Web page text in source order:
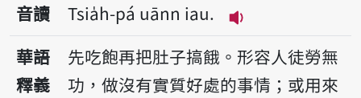
音讀
Tsia̍h-pá uānn iau.
播放音讀Tsia̍h-
華語
釋義
先吃飽再把肚子搞餓。形容人徒勞無
功，做沒有實質好處的事情；或用來